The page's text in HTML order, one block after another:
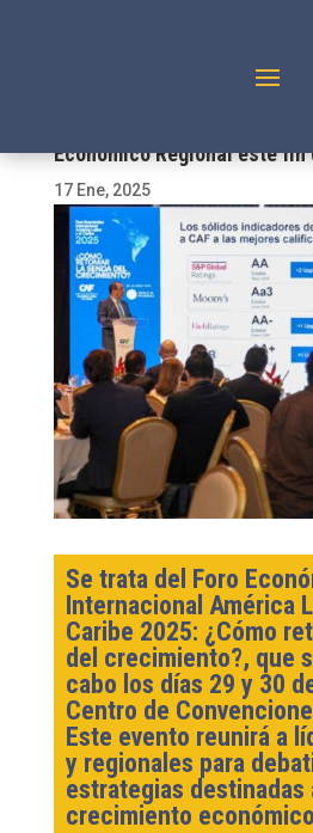
Económico Regional este fin
17 Ene, 2025
Se trata del Foro
Internacional América
Caribe 2025: ¿Cómo
del crecimiento?, que
cabo l os días 29 y 30
Centro de
Este evento reunirá a
y regionales para
estrategias destinadas
crecimiento